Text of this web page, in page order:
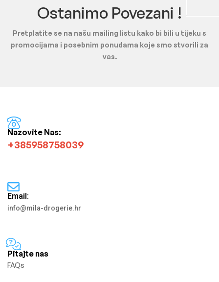
Ostanimo Povezani !
Pretplatite se na našu mailing listu kako bi bili u tijeku s
promocijama i posebnim ponudama koje smo stvorili za
vas.
Nazovite Nas:
+385958758039
Email:
info@mila-drogerie.hr
Pitajte nas
FAQs